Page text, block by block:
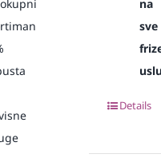
na
sve
Details